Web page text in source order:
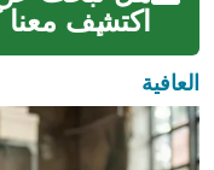
اكتشف معنا
عن أنواع
المميزاتالعافية